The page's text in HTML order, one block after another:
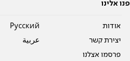
פנו אלינו
אודות
יצירת קשר
פרסמו אצלנו
Pусский
عربية